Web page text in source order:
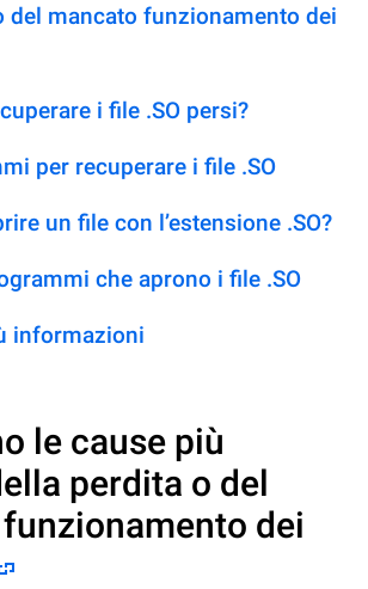
del mancato funzionamento dei
i file .SO persi?
per recuperare i file .SO
un file con l’estensione .SO?
che aprono i file .SO
informazioni
le cause più
perdita o del
dei